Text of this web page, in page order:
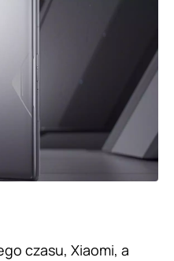
czasu, Xiaomi, a